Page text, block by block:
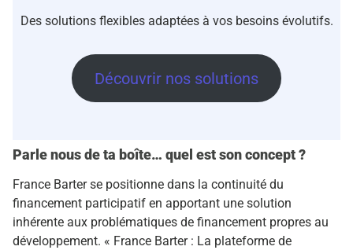
Des solutions flexibles adaptées à vos besoins évolutifs.
Découvrir nos solutions
Parle nous de ta boîte… quel est son concept ?
France Barter se positionne dans la continuité du
financement participatif en apportant une solution
inhérente aux problématiques de financement propres au
développement. « France Barter : La plateforme de